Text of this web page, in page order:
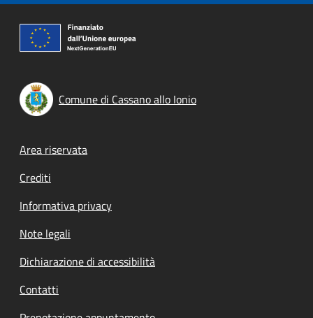
Comune di Cassano allo Ionio
Footer menu
Area riservata
Crediti
Informativa privacy
Note legali
Dichiarazione di accessibilità
Contatti